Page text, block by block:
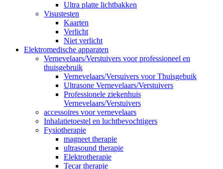
Ultra platte lichtbakken
Visustesten
Kaarten
Verlicht
Niet verlicht
Elektromedische apparaten
Vernevelaars/Verstuivers voor professioneel en
thuisgebruik
Vernevelaars/Versuivers voor Thuisgebuik
Ultrasone Vernevelaars/Verstuivers
Professionele ziekenhuis
Vernevelaars/Verstuivers
accessoires voor vernevelaars
Inhalatietoestel en luchtbevochtigers
Fysiotherapie
magneet therapie
ultrasound therapie
Elektrotherapie
Tecar therapie